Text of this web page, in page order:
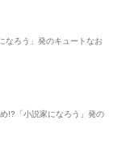
ろう」発のキュートなお
!?「小説家になろう」発の